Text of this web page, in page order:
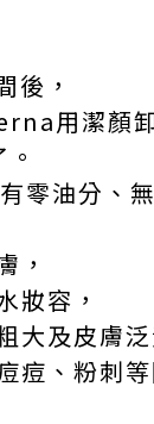
後，
用潔顏
零油分、
，
妝容，
大及皮膚泛
痘、粉刺等